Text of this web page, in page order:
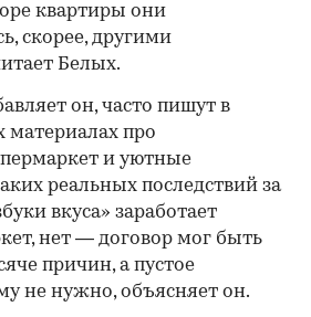
квартиры они
скорее, другими
Белых.
он, часто пишут в
материалах про
и уютные
реальных последствий за
вкуса» заработает
нет — договор мог быть
причин, а пустое
не нужно, объясняет он.